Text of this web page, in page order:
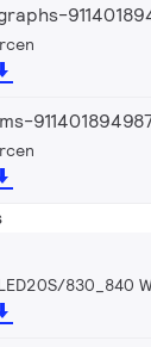
830_840